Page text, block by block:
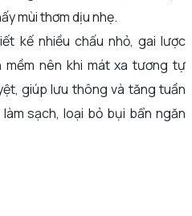
mùi thơm dịu nhẹ.
kế nhiều chấu nhỏ, gai lược
mềm nên khi mát xa tương tự
giúp lưu thông và tăng tuần
sạch, loại bỏ bụi bẩn ngăn